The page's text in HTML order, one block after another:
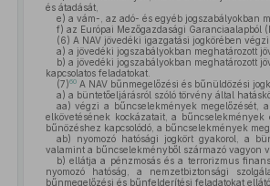
és átadását,
e) a vám-, az adó- és egyéb jogszabályokban
f) az Európai Mezőgazdasági Garanciaalapból
(6) A NAV jövedéki igazgatási jogkörében végzi
a) a jövedéki jogszabályokban meghatározott
b) a jövedéki jogszabályokban meghatározott
kapcsolatos feladatokat.
(7)60A NAV bűnmegelőzési és bűnüldözési
a) a büntetőeljárásról szóló törvény által
aa) végzi a bűncselekmények megelőzését,
elkövetésének kockázatait, a
bűnözéshez kapcsolódó, a bűncselekmények
ab) nyomozó hatósági jogkört gyakorol, a
valamint a bűncselekményből származó vagyon
b) ellátja a pénzmosás és a terrorizmus
nyomozó hatóság, a nemzetbiztonsági
bűnmegelőzési és bűnfelderítési feladatokat